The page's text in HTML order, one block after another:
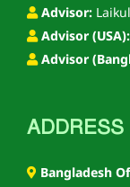
Advisor:
Advisor (USA):
Advisor
ADDRESS
Bangladesh